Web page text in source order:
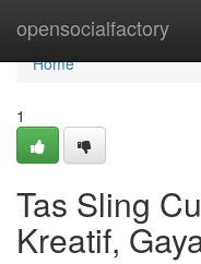
opensocialfactory
Home
Home
1
Tas Sling
Kreatif,